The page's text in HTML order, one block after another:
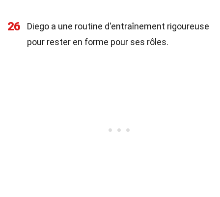
26
Diego a une routine d'entraînement rigoureuse
pour rester en forme pour ses rôles.